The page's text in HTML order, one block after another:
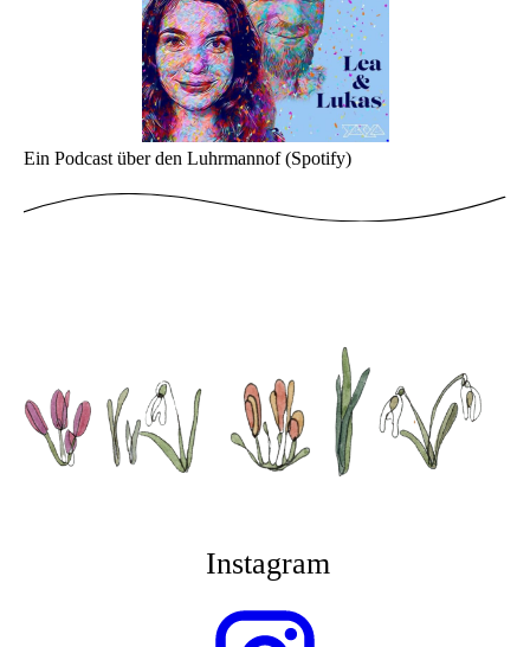
Ein Podcast über den Luhrmannof (Spotify)
Instagram